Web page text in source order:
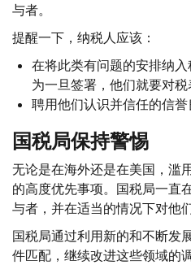
与者。
提醒一下，纳税人应该：
在将此类有问题的安排纳
为一旦签署，他们就要对税
聘用他们认识并信任的信誉
国税局保持警惕
无论是在海外还是在美国，滥
的高度优先事项。国税局一直
与者，并在适当的情况下对他
国税局通过利用新的和不断发
件匹配，继续改进这些领域的